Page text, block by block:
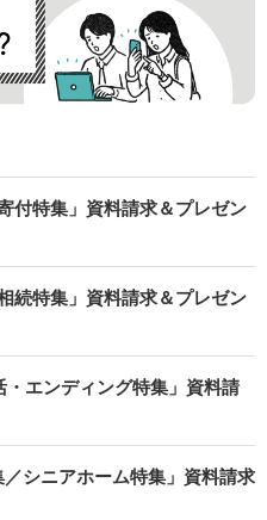
付特集」資料請求＆プレゼン
続特集」資料請求＆プレゼン
エンディング特集」資料請
シニアホーム特集」資料請求